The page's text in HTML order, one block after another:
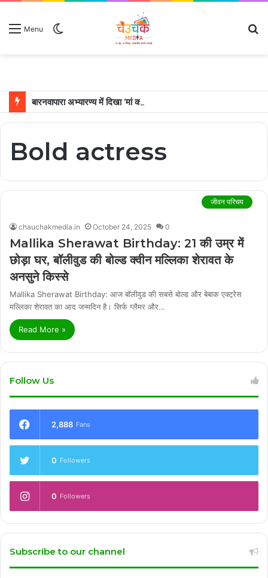
Menu
Bold actress
जीवन परिचय
chauchakmedia.in October 24, 2025 0
Mallika Sherawat Birthday: 21 की उम्र में
छोड़ा घर, बॉलीवुड की बोल्ड क्वीन मल्लिका शेरावत के
अनसुने किस्से
Mallika Sherawat Birthday: आज बॉलीवुड की सबसे बोल्ड और बेबाक एक्ट्रेस
मल्लिका शेरावत का आद जन्मदिन है। सिर्फ ग्लैमर और…
Read More »
Follow Us
2,888 Fans
0 Followers
0 Followers
Subscribe to our channel